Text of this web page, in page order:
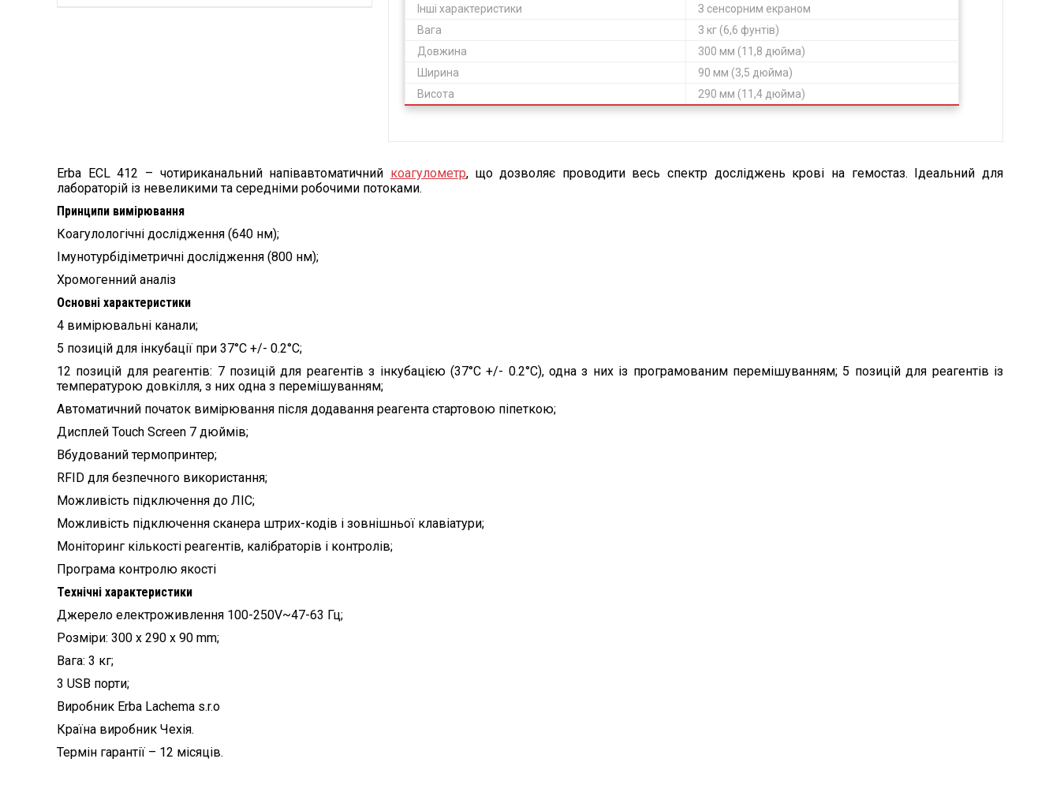
Інші характеристики
З сенсорним екраном
Вага
3 кг (6,6 фунтів)
Довжина
300 мм (11,8 дюйма)
Ширина
90 мм (3,5 дюйма)
Висота
290 мм (11,4 дюйма)
Erba ECL 412 – чотириканальний напівавтоматичний коагулометр, що дозволяє проводити весь спектр досліджень крові на гемостаз. Ідеальний для
лабораторій із невеликими та середніми робочими потоками.
Принципи вимірювання
Коагулологічні дослідження (640 нм);
Імунотурбідіметричні дослідження (800 нм);
Хромогенний аналіз
Основні характеристики
4 вимірювальні канали;
5 позицій для інкубації при 37°C +/- 0.2°C;
12 позицій для реагентів: 7 позицій для реагентів з інкубацією (37°C +/- 0.2°C), одна з них із програмованим перемішуванням; 5 позицій для реагентів із
температурою довкілля, з них одна з перемішуванням;
Автоматичний початок вимірювання після додавання реагента стартовою піпеткою;
Дисплей Touch Screen 7 дюймів;
Вбудований термопринтер;
RFID для безпечного використання;
Можливість підключення до ЛІС;
Можливість підключення сканера штрих-кодів і зовнішньої клавіатури;
Моніторинг кількості реагентів, калібраторів і контролів;
Програма контролю якості
Технічні характеристики
Джерело електроживлення 100-250V~47-63 Гц;
Розміри: 300 x 290 x 90 mm;
Вага: 3 кг;
3 USB порти;
Виробник Erba Lachema s.r.o
Країна виробник Чехія.
Термін гарантії – 12 місяців.